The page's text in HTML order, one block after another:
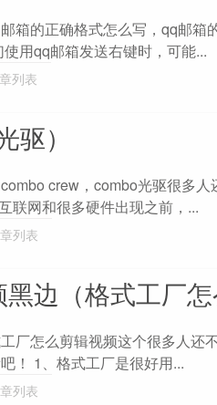
箱的正确格式怎么写，qq邮箱
用qq邮箱发送右键时，可能...
列表
）
crew，combo光驱很多
联网和很多硬件出现之前，...
列表
边（格式工厂怎
厂怎么剪辑视频这个很多人还
！ 1、格式工厂是很好用...
列表